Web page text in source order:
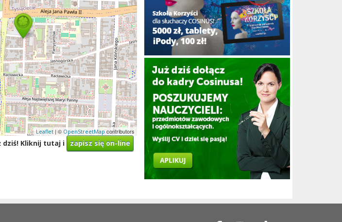
Leaflet | ©OpenStreetMap contributors
dziś! Kliknij tutaj i zapisz się on-line